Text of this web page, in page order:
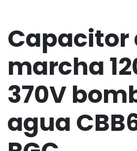
Capacitor
marcha
370V
agua